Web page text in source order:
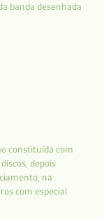
banda desenhada
constituída com
depois
na
com especial